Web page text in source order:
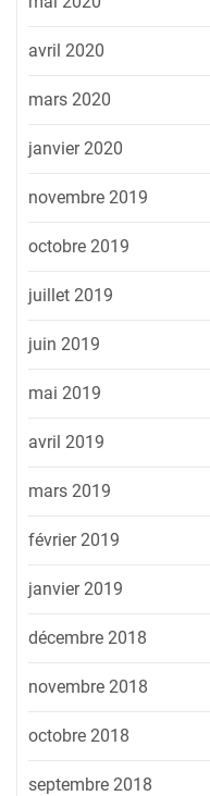
avril 2020
mars 2020
janvier 2020
novembre 2019
octobre 2019
juillet 2019
juin 2019
mai 2019
avril 2019
mars 2019
février 2019
janvier 2019
décembre 2018
novembre 2018
octobre 2018
septembre 2018